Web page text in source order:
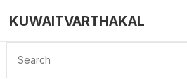
KUWAITVARTHAKAL
Home Kuwait യാത്ര ഇനി കൂടുതൽ സുഗമം;